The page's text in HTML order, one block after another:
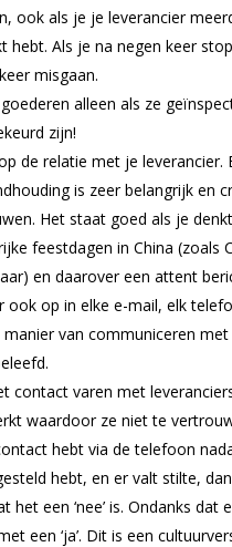
ook als je je leverancier
hebt. Als je na negen keer
misgaan.
alleen als ze
zijn!
de relatie met je leverancier.
is zeer belangrijk en
Het staat goed als je
feestdagen in China (zoals
en daarover een attent
ook op in elke e-mail, elk
manier van communiceren met
contact varen met
waardoor ze niet te
hebt via de telefoon
hebt, en er valt stilte,
het een ‘nee’ is. Ondanks dat
een ‘ja’. Dit is een